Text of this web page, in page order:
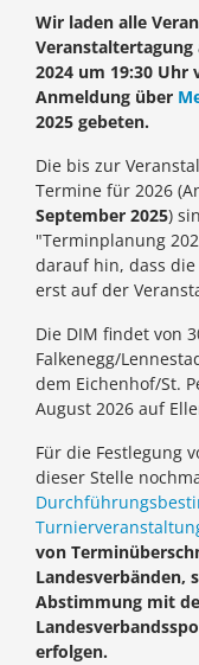
Wir laden alle
Veranstaltertagung
2024 um 19:30 Uhr
Anmeldung über
2025 gebeten.
Die bis zur
Termine für 2026
September 2025)
"Terminplanung
darauf hin, dass
erst auf der
Die DIM findet von
Falkenegg/
dem Eichenhof/St.
August 2026 auf
Für die Festlegung
dieser Stelle
von
Landesverbänden,
Abstimmung mit
erfolgen.